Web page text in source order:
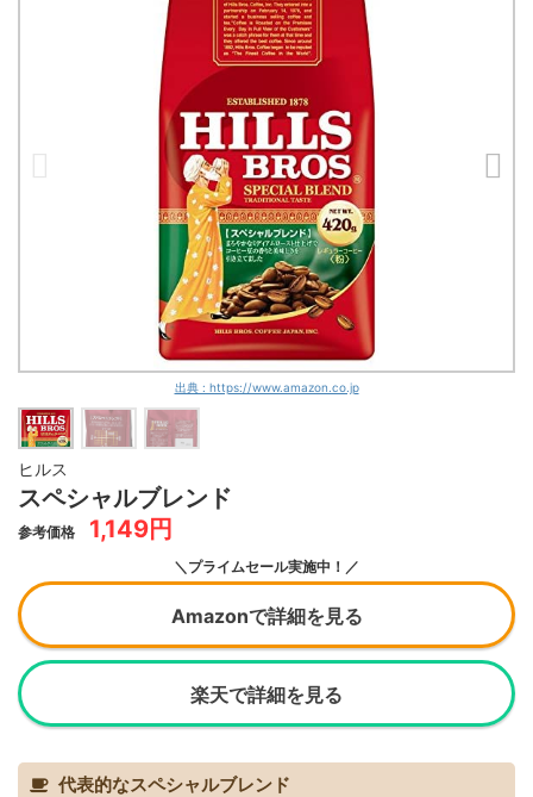
出典 : https://www.amazon.co.jp
ヒルス
スペシャルブレンド
参考価格 1,149円
＼プライムセール実施中！／
Amazonで詳細を見る
楽天で詳細を見る
代表的なスペシャルブレンド